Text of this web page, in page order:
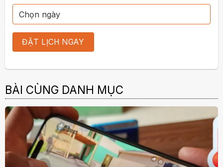
BÀI CÙNG DANH MỤC